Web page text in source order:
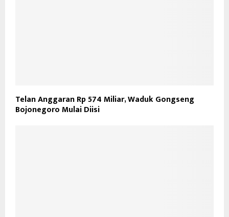
Telan Anggaran Rp 574 Miliar, Waduk Gongseng
Bojonegoro Mulai Diisi